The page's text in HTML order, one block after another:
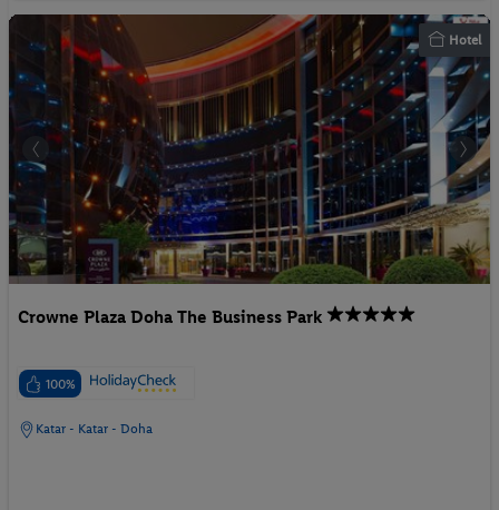
Hotel
Crowne Plaza Doha The Business Park
100%
Katar - Katar - Doha